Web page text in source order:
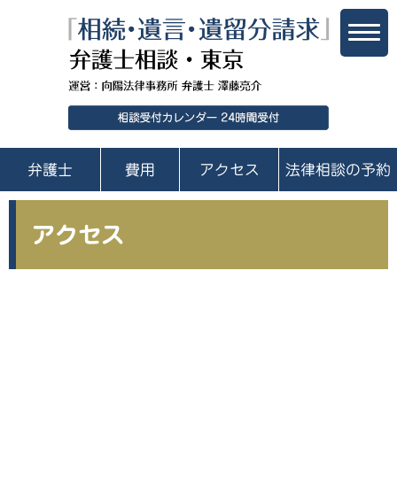
「相続
弁護士 費用 アクセス 法律相談の予約
アクセス